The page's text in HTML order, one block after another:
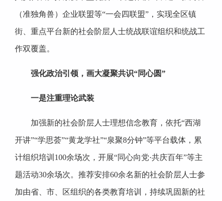
（准独角兽）企业联盟等“一会四联盟”，实现全区镇
街、重点平台新的社会阶层人士统战联谊组织和统战工
作双覆盖。
强化政治引领，画大凝聚共识“同心圆”
一是注重理论武装
加强新的社会阶层人士理想信念教育，依托“西湖
开讲”“学思荟”“黄龙学社”“泉聚8分钟”等平台载体，累
计组织培训100余场次，开展“同心向党·共庆百年”等主
题活动30余场次。推荐安排60余名新的社会阶层人士参
加由省、市、区组织的各类教育培训，持续巩固新的社